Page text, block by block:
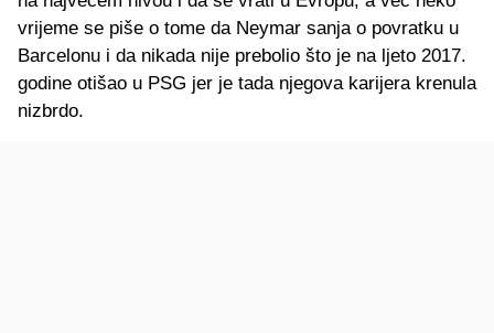
vrijeme se piše o tome da Neymar sanja o povratku u
Barcelonu i da nikada nije prebolio što je na ljeto 2017.
godine otišao u PSG jer je tada njegova karijera krenula
nizbrdo.